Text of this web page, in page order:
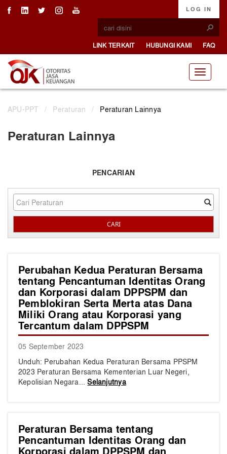
LOG IN
LINK TERKAIT HUBUNGI KAMI FAQ
APU-PPT / Peraturan / Peraturan Lainnya
Peraturan Lainnya
PENCARIAN
Perubahan Kedua Peraturan Bersama
tentang Pencantuman Identitas Orang
dan Korporasi dalam DPPSPM dan
Pemblokiran Serta Merta atas Dana
Miliki Orang atau Korporasi yang
Tercantum dalam DPPSPM
05 September 2023
​​​Unduh: ​Perubahan Kedua Peraturan Bersama PPSPM
2023​ Peraturan Bersama Kementerian Luar Negeri,
Kepolisian Negara...Selanjutnya
Peraturan Bersama tentang
Pencantuman Identitas Orang dan
Korporasi dalam DPPSPM dan